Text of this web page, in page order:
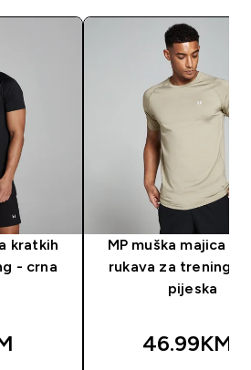
kratkih
- crna
MP muška majica
rukava za trening -
pijeska
46.99KM‎